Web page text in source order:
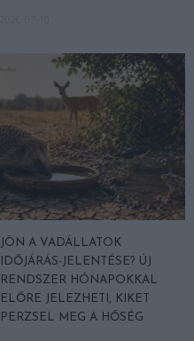
JÖN A VADÁLLATOK
IDŐJÁRÁS-JELENTÉSE? ÚJ
RENDSZER HÓNAPOKKAL
ELŐRE JELEZHETI, KIKET
PERZSEL MEG A HŐSÉG